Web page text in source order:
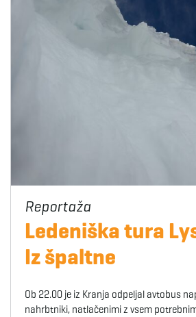
Ledeniška tura
Iz špaltne
Ob 22.00 je iz Kranja odpeljal avtobus
nahrbtniki, natlačenimi z vsem